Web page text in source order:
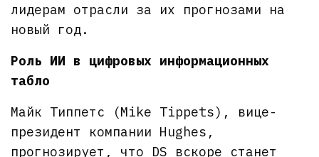
лидерам отрасли за их прогнозами на
новый год.
Роль ИИ в цифровых информационных
табло
Майк Типпетс (Mike Tippets), вице-
президент компании Hughes,
прогнозирует, что DS вскоре станет